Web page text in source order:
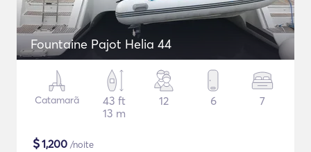
Fountaine Pajot Helia 44
Catamarã
43 ft
13 m
12 6 7
$1,200 /noite